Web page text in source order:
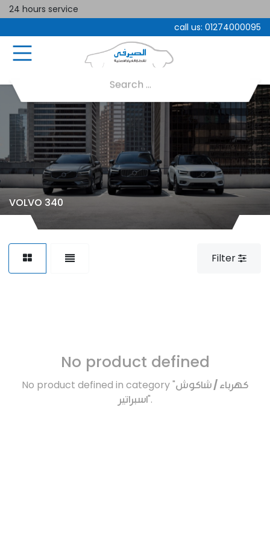
24 hours service
call us: 01274000095
VOLVO 340
Filter
No product defined
No product defined in category "كهرباء / شاكوش
اسبراتير".